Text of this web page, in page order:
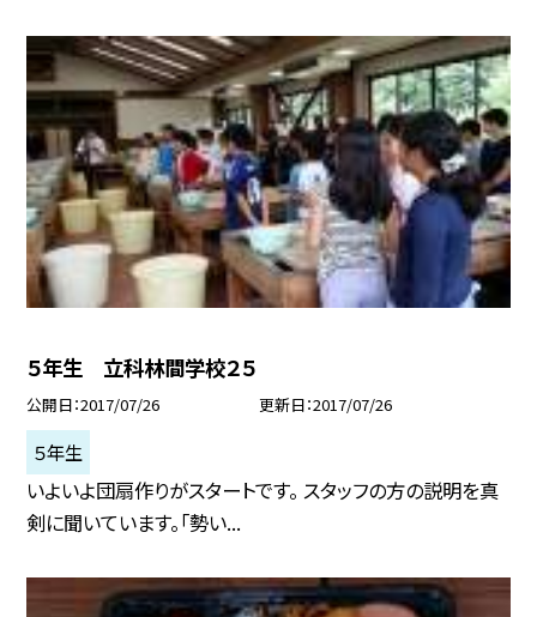
５年生 立科林間学校２５
公開日 2017/07/26 更新日 2017/07/26
５年生
いよいよ団扇作りがスタートです。 スタッフの方の説明を真
剣に聞いています。「勢い...